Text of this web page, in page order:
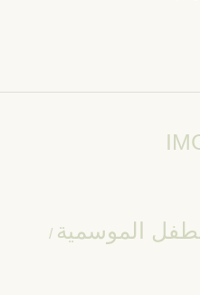
الموسمية/